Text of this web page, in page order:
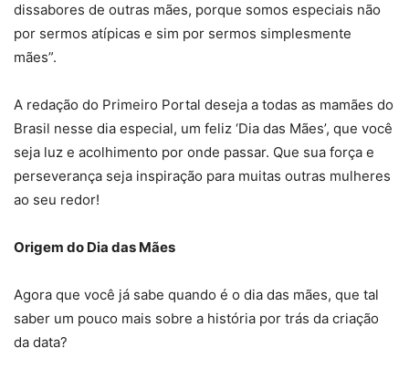
dissabores de outras mães, porque somos especiais não
por sermos atípicas e sim por sermos simplesmente
mães”.
A redação do Primeiro Portal deseja a todas as mamães do
Brasil nesse dia especial, um feliz ‘Dia das Mães’, que você
seja luz e acolhimento por onde passar. Que sua força e
perseverança seja inspiração para muitas outras mulheres
ao seu redor!
Origem do Dia das Mães
Agora que você já sabe quando é o dia das mães, que tal
saber um pouco mais sobre a história por trás da criação
da data?